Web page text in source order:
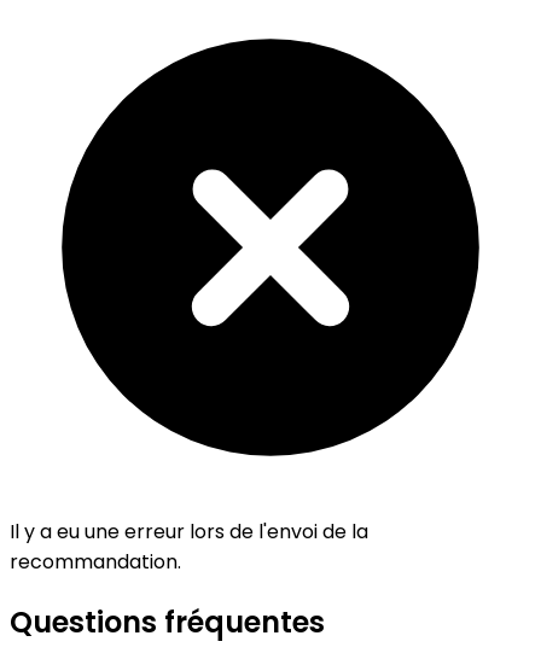
Il y a eu une erreur lors de l'envoi de la
recommandation.
Questions fréquentes